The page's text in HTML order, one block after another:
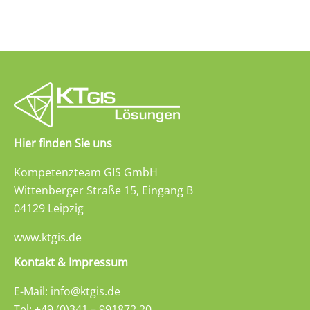
Hier finden Sie uns
Kompetenzteam GIS GmbH
Wittenberger Straße 15, Eingang B
04129 Leipzig
www.ktgis.de
Kontakt & Impressum
E-Mail: info@ktgis.de